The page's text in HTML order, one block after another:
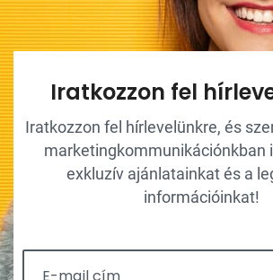
Iratkozzon fel
Iratkozzon fel hírlevelünkre, és
marketingkommunikációnkban
exkluzív ajánlatainkat és a
információinkat!